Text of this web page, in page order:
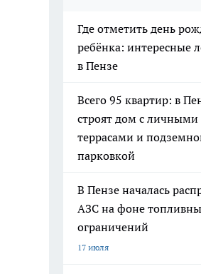
Где отметить день
ребёнка: интересные
в Пензе
Всего 95 квартир: в
строят дом с личными
террасами и
парковкой
В Пензе началась
АЗС на фоне
ограничений
17 июля